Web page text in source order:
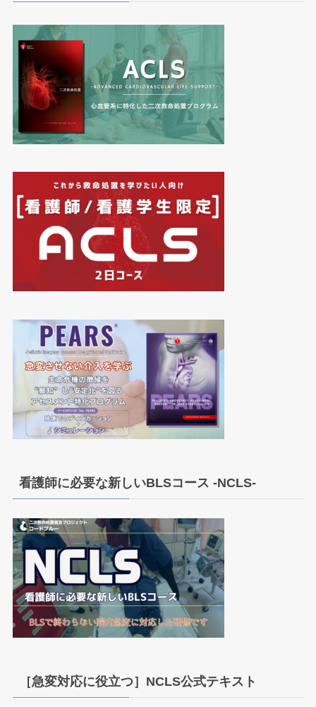
看護師に必要な新しいBLSコース -NCLS-
［急変対応に役立つ］NCLS公式テキスト